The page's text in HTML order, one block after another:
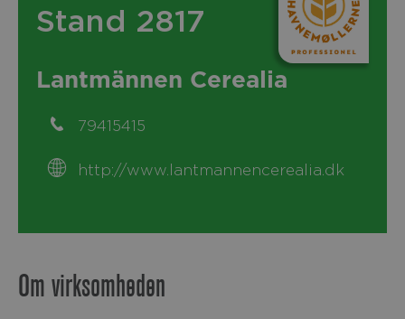
Stand 2817
Lantmännen Cerealia
79415415
http://www.lantmannencerealia.dk
Om virksomheden